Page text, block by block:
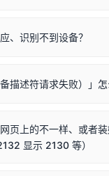
✔ 可以使用了 ：代表与
：只要窗口里出现了任
于微软系统安全限制
是旧版签名，新版
临时开启，日常正常使
、识别不到设备？
数据线两端已完全
条USB数据线，或在
描述符请求失败）」怎
新插紧；
插口，切勿使用前置
页上的不一样、或者
显示 2130 等）